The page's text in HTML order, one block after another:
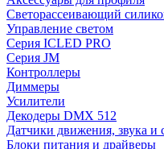
Светорассеивающий
Управление светом
Серия ICLED PRO
Серия JM
Контроллеры
Диммеры
Усилители
Декодеры DMX 512
Датчики движения, звука и
Блоки питания и драйверы